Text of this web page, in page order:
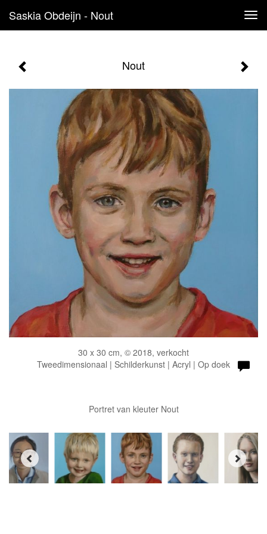
Saskia Obdeijn - Nout
Nout
30 x 30 cm, © 2018, verkocht
Tweedimensionaal | Schilderkunst | Acryl | Op doek
Portret van kleuter Nout